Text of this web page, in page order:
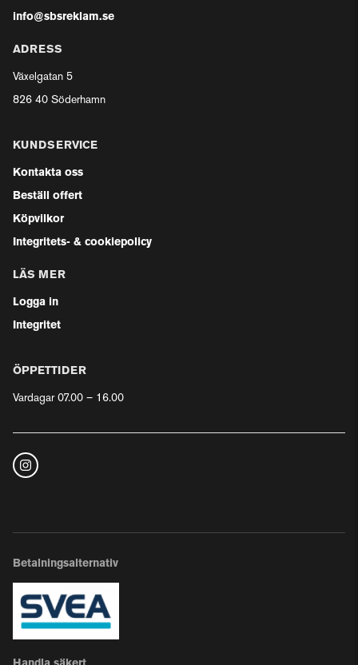
info@sbsreklam.se
ADRESS
Växelgatan 5
826 40 Söderhamn
KUNDSERVICE
Kontakta oss
Beställ offert
Köpvilkor
Integritets- & cookiepolicy
LÄS MER
Logga in
Integritet
ÖPPETTIDER
Vardagar 07.00 – 16.00
Betalningsalternativ